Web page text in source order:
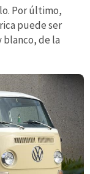
Por último,
puede ser
de la